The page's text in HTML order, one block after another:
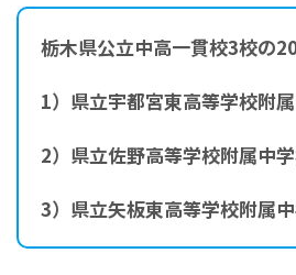
栃木県公立中高一貫校3校の
1）県立宇都宮東高等学校附
2）県立佐野高等学校附属中
3）県立矢板東高等学校附属